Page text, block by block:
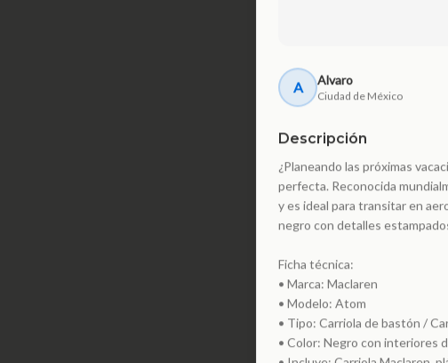
A Alvaro
Ciudad de México
Descripción
¿Planeando las próximas
perfecta. Reconocida
y es ideal para transitar en
negro con detalles
Ficha técnica:
• Marca: Maclaren
• Modelo: Atom
• Tipo: Carriola de bastón /
• Color: Negro con interiores